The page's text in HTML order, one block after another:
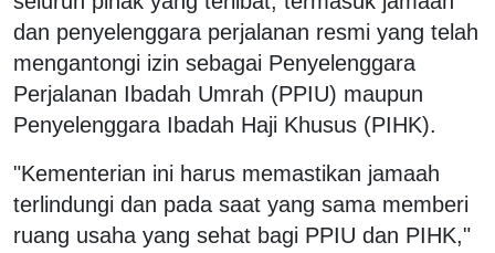
dan penyelenggara perjalanan resmi yang telah
mengantongi izin sebagai Penyelenggara
Perjalanan Ibadah Umrah (PPIU) maupun
Penyelenggara Ibadah Haji Khusus (PIHK).
"Kementerian ini harus memastikan jamaah
terlindungi dan pada saat yang sama memberi
ruang usaha yang sehat bagi PPIU dan PIHK,"